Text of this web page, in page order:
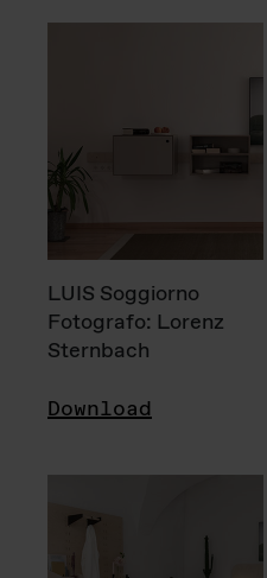
LUIS Soggiorno
Fotografo: Lorenz
Sternbach
Download